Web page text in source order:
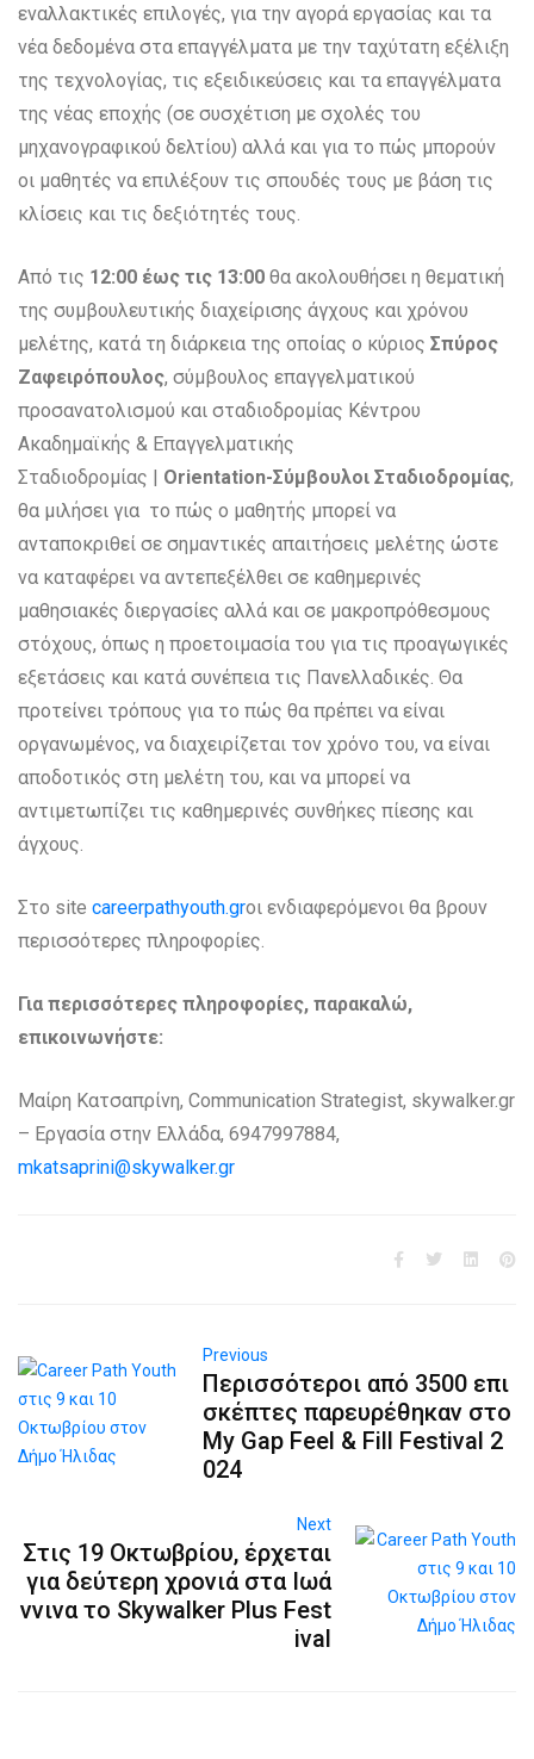
εναλλακτικές επιλογές, για την αγορά εργασίας και τα
νέα δεδομένα στα επαγγέλματα με την ταχύτατη εξέλιξη
της τεχνολογίας, τις εξειδικεύσεις και τα επαγγέλματα
της νέας εποχής (σε συσχέτιση με σχολές του
μηχανογραφικού δελτίου) αλλά και για το πώς μπορούν
οι μαθητές να επιλέξουν τις σπουδές τους με βάση τις
κλίσεις και τις δεξιότητές τους.
Από τις 12:00 έως τις 13:00 θα ακολουθήσει η θεματική
της συμβουλευτικής διαχείρισης άγχους και χρόνου
μελέτης, κατά τη διάρκεια της οποίας ο κύριος Σπύρος
Ζαφειρόπουλος, σύμβουλος επαγγελματικού
προσανατολισμού και σταδιοδρομίας Κέντρου
Ακαδημαϊκής & Επαγγελματικής
Σταδιοδρομίας | Orientation-Σύμβουλοι Σταδιοδρομίας,
θα μιλήσει για το πώς ο μαθητής μπορεί να
ανταποκριθεί σε σημαντικές απαιτήσεις μελέτης ώστε
να καταφέρει να αντεπεξέλθει σε καθημερινές
μαθησιακές διεργασίες αλλά και σε μακροπρόθεσμους
στόχους, όπως η προετοιμασία του για τις προαγωγικές
εξετάσεις και κατά συνέπεια τις Πανελλαδικές. Θα
προτείνει τρόπους για το πώς θα πρέπει να είναι
οργανωμένος, να διαχειρίζεται τον χρόνο του, να είναι
αποδοτικός στη μελέτη του, και να μπορεί να
αντιμετωπίζει τις καθημερινές συνθήκες πίεσης και
άγχους.
Στο site careerpathyouth.grοι ενδιαφερόμενοι θα βρουν
περισσότερες πληροφορίες.
Για περισσότερες πληροφορίες, παρακαλώ,
επικοινωνήστε:
Μαίρη Κατσαπρίνη, Communication Strategist, skywalker.gr
– Εργασία στην Ελλάδα, 6947997884,
mkatsaprini@skywalker.gr
Previous
Περισσότεροι από 3500 επι
σκέπτες παρευρέθηκαν στο
My Gap Feel & Fill Festival 2
024
Next
Στις 19 Οκτωβρίου, έρχεται
για δεύτερη χρονιά στα Ιωά
ννινα το Skywalker Plus Fest
ival